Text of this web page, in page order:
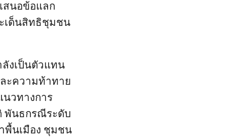
สนอข้อแลก
เด็นสิทธิชุมชน
ลังเป็นตัวแทน
ะความท้าทาย
นวทางการ
พันธกรณีระดับ
พื้นเมือง ชุมชน